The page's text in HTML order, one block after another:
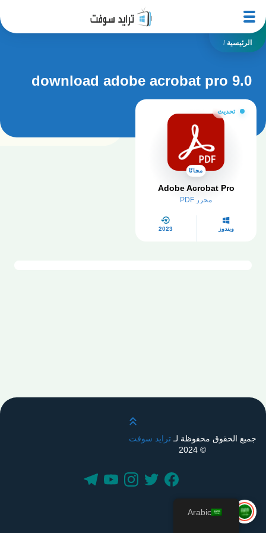
الرئيسية /
download adobe acrobat pro 9.0
تحديث
مجانًا
Adobe Acrobat Pro
محرر PDF
ويندوز 2023
قم بالتمرير لأعلى
جميع الحقوق محفوظة لـترايد سوفت
© 2024
Arabic